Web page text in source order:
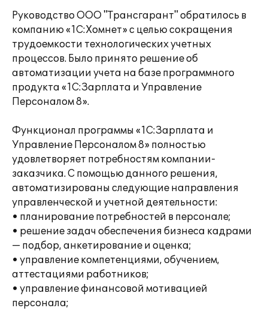
Руководство ООО "Трансгарант" обратилось в
компанию «1С:Хомнет» с целью сокращения
трудоемкости технологических учетных
процессов. Было принято решение об
автоматизации учета на базе программного
продукта «1С:Зарплата и Управление
Персоналом 8».
Функционал программы «1С:Зарплата и
Управление Персоналом 8» полностью
удовлетворяет потребностям компании-
заказчика. С помощью данного решения,
автоматизированы следующие направления
управленческой и учетной деятельности:
• планирование потребностей в персонале;
• решение задач обеспечения бизнеса кадрами
— подбор, анкетирование и оценка;
• управление компетенциями, обучением,
аттестациями работников;
• управление финансовой мотивацией
персонала;